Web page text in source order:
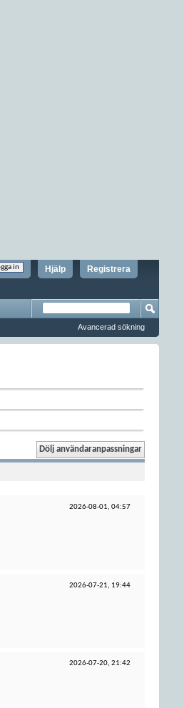
Registrera
Hjälp
Avancerad sökning
2026-08-01, 04:57
2026-07-21, 19:44
2026-07-20, 21:42